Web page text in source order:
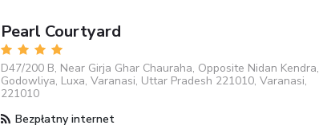
Pearl Courtyard
D47/200 B, Near Girja Ghar Chauraha, Opposite Nidan Kendra,
Godowliya, Luxa, Varanasi, Uttar Pradesh 221010, Varanasi,
221010
Bezpłatny internet